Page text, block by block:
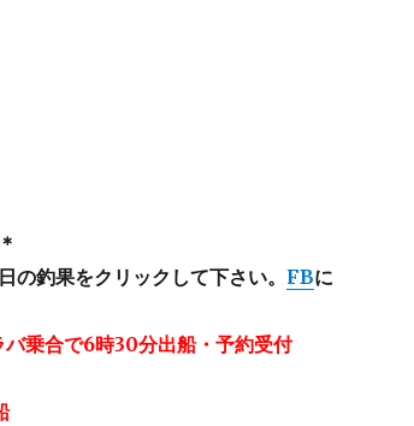
の釣果をクリックして下さい。 FBに
乗合で6時30分出船・予約受付